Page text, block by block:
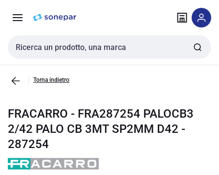
navigazione alla
Cerca input
Torna indietro
FRACARRO - FRA287254 PALOCB3
2/42 PALO CB 3MT SP2MM D42 -
287254